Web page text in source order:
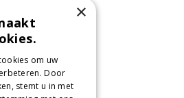
Partners
×
om uw
Door
stemt u in met